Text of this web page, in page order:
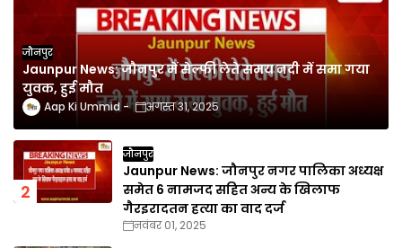
जौनपुर
Jaunpur News: जौनपुर में सेल्फी लेते समय नदी में समा गया
युवक, हुई मौत
Aap Ki Ummid अगस्त 31, 2025
जौनपुर
Jaunpur News: जौनपुर नगर पालिका अध्यक्ष
समेत 6 नामजद सहित अन्य के खिलाफ
गैरइरादतन हत्या का वाद दर्ज
नवंबर 01, 2025